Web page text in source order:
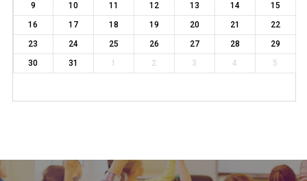
9
10 11 12 13 14
15
16
17 18 19 20 21
22
23
24 25 26 27 28
29
30
31 1 2 3 4 5